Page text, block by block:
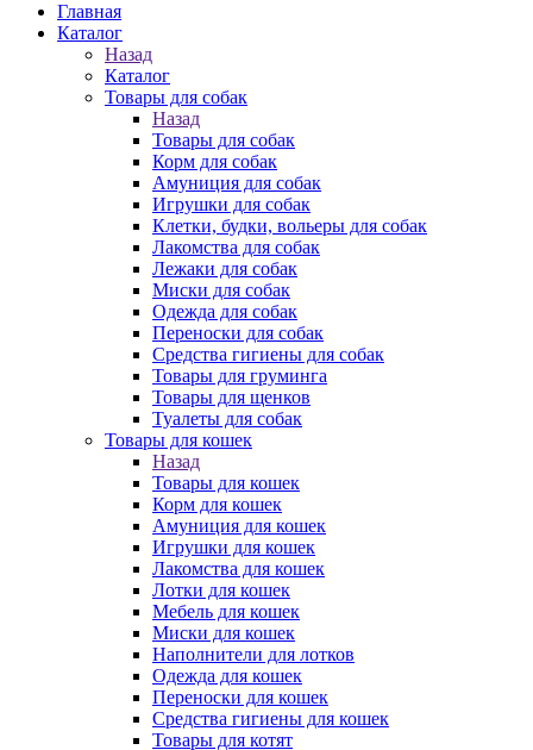
Главная
Каталог
Назад
Каталог
Товары для собак
Назад
Товары для собак
Корм для собак
Амуниция для собак
Игрушки для собак
Клетки, будки, вольеры для собак
Лакомства для собак
Лежаки для собак
Миски для собак
Одежда для собак
Переноски для собак
Средства гигиены для собак
Товары для груминга
Товары для щенков
Туалеты для собак
Товары для кошек
Назад
Товары для кошек
Корм для кошек
Амуниция для кошек
Игрушки для кошек
Лакомства для кошек
Лотки для кошек
Мебель для кошек
Миски для кошек
Наполнители для лотков
Одежда для кошек
Переноски для кошек
Средства гигиены для кошек
Товары для котят